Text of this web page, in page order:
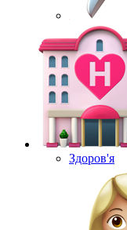
Здоров'я